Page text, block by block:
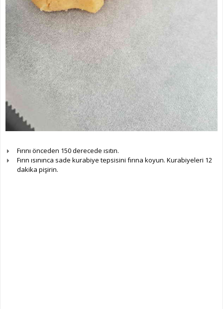
Fırını önceden 150 derecede ısıtın.
Fırın ısınınca sade kurabiye tepsisini fırına koyun. Kurabiyeleri 12
dakika pişirin.